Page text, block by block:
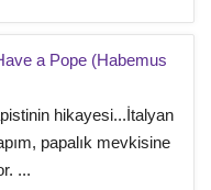
a Pope (Habemus
hikayesi...İtalyan
papalık mevkisine
...